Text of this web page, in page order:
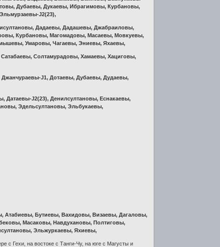
Дубаевы, Дукаевы, Ибрагимовы, Курбановы,
J2(23),
Дадаевы, Дадашевы, Джабраиловы,
Курбановы, Магомадовы, Масаевы, Мовкуевы,
Умаровы, Чагаевы, Эниевы, Яхаевы,
Солтамурадовы, Хамаевы, Хациговы,
J1, Дотаевы, Дубаевы, Дудаевы,
Датаевы-J2(23), Денилсултановы, Еснакаевы,
Эдельсултановы, Эльбукаевы,
Атабиевы, Бутиевы, Вахидовы, Визаевы, Дагаловы,
Масаковы, Навдухановы, Полтиговы,
Эльжуркаевы, Яхиевы,
с Гехи, на востоке с Танги-Чу, на юге с Мaгусты и